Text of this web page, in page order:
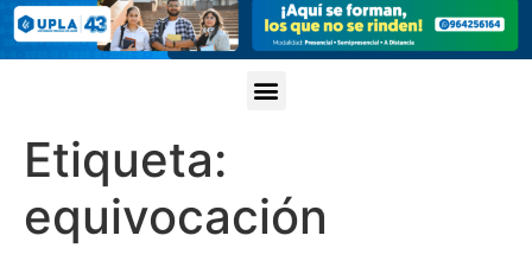
Etiqueta:
equivocación